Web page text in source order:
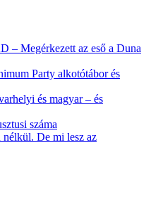
Megérkezett az eső a Duna
Party alkotótábor és
és magyar – és
száma
De mi lesz az